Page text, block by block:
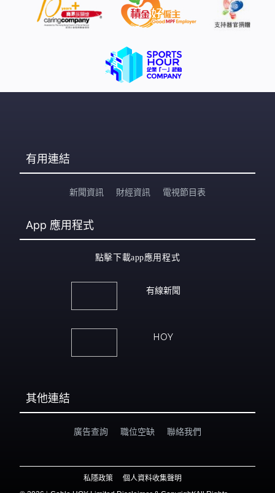
有用連結
新聞資訊 財經資訊 電視節目表
App 應用程式
點擊下載app應用程式
有線新聞
HOY
其他連結
廣告查詢 職位空缺 聯絡我們
私隱政策
個人資料收集聲明